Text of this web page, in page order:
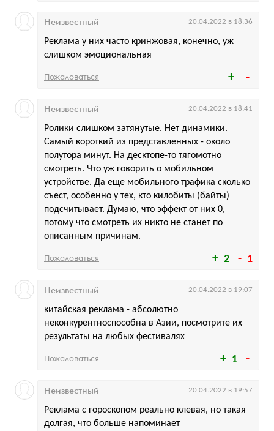
Реклама у них часто кринжовая, конечно, уж
слишком эмоциональная
Неизвестный 20.04.2022 в 18:36
Пожаловаться
2 1
Ролики слишком затянутые. Нет динамики.
Самый короткий из представленных - около
полутора минут. На десктопе-то тягомотно
смотреть. Что уж говорить о мобильном
устройстве. Да еще мобильного трафика сколько
съест, особенно у тех, кто килобиты (байты)
подсчитывает. Думаю, что эффект от них 0,
потому что смотреть их никто не станет по
описанным причинам.
Неизвестный 20.04.2022 в 18:41
Пожаловаться
1
китайская реклама - абсолютно
неконкурентноспособна в Азии, посмотрите их
результаты на любых фестивалях
Неизвестный 20.04.2022 в 19:07
Пожаловаться
Реклама с гороскопом реально клевая, но такая
долгая, что больше напоминает
Неизвестный 20.04.2022 в 19:57